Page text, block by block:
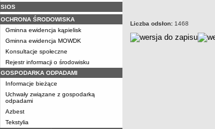
SIOS
OCHRONA ŚRODOWISKA
Gminna ewidencja kąpielisk
Gminna ewidencja MOWDK
Konsultacje społeczne
Rejestr informacji o środowisku
GOSPODARKA ODPADAMI
Informacje bieżące
Uchwały związane z gospodarką
odpadami
Azbest
Tekstylia
Liczba odsłon: 1468